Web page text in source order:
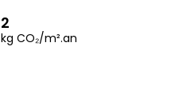
2
kg CO₂/m².an